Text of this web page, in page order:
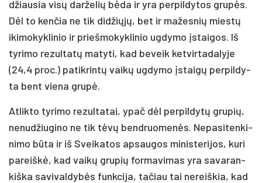
džiau­sia vi­sų dar­že­lių bė­da ir yra per­pil­dy­tos gru­pės.
Dėl to ken­čia ne tik di­džių­jų, bet ir ma­žes­nių mies­tų
iki­mo­kyk­li­nio ir prieš­mo­kyk­li­nio ug­dy­mo įstai­gos. Iš
ty­ri­mo re­zul­ta­tų ma­ty­ti, kad be­veik ket­vir­ta­da­ly­je
(24,4 pro­c.) pa­tik­rin­tų vai­kų ug­dy­mo įstai­gų per­pil­dy­
ta bent vie­na gru­pė.
At­lik­to ty­ri­mo re­zul­ta­tai, ypač dėl per­pil­dy­tų gru­pių,
ne­nu­džiu­gi­no ne tik tė­vų bend­ruo­me­nės. Ne­pa­si­ten­ki­
ni­mo bū­ta ir iš Svei­ka­tos ap­sau­gos mi­nis­te­ri­jos, ku­ri
pa­reiš­kė, kad vai­kų gru­pių for­ma­vi­mas yra sa­va­ran­
kiš­ka sa­vi­val­dy­bės funk­ci­ja, ta­čiau tai ne­reiš­kia, kad